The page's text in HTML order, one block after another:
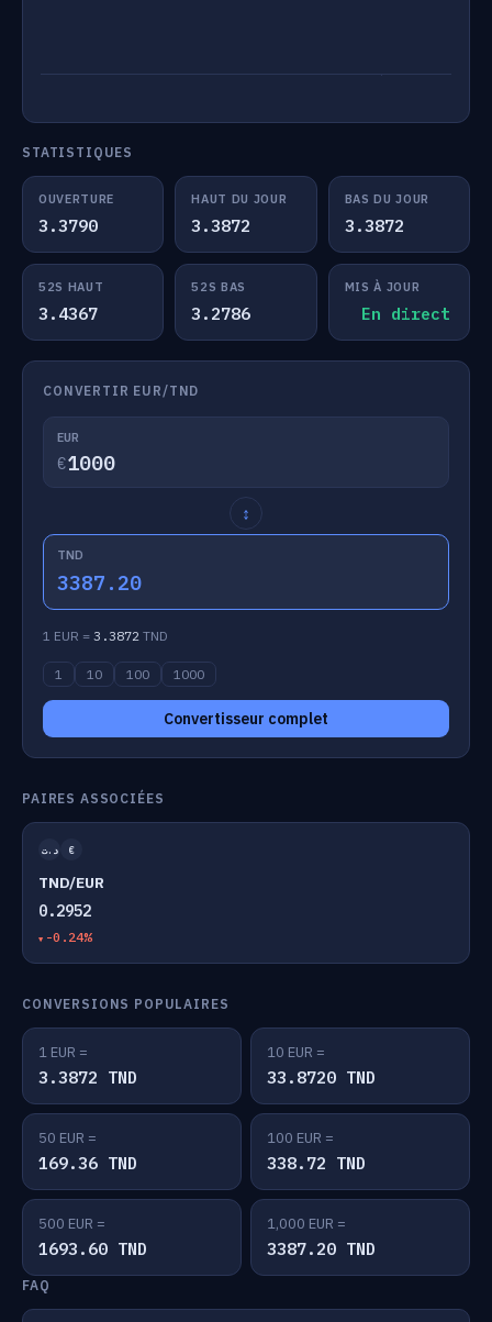
STATISTIQUES
OUVERTURE
3.3790
HAUT DU JOUR
3.3872
BAS DU JOUR
3.3872
52S HAUT
3.4367
52S BAS
3.2786
MIS À JOUR
En direct
CONVERTIR EUR/TND
EUR
€
↕
TND
3387.20
1 EUR = 3.3872 TND
1 10 100 1000
Convertisseur complet
PAIRES ASSOCIÉES
د.ت €
TND/EUR
0.2952
-0.24%
CONVERSIONS POPULAIRES
1 EUR =
3.3872 TND
10 EUR =
33.8720 TND
50 EUR =
169.36 TND
100 EUR =
338.72 TND
500 EUR =
1693.60 TND
1,000 EUR =
3387.20 TND
FAQ